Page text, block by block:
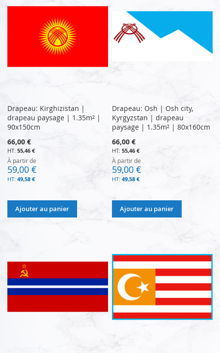
Drapeau: Kirghizistan |
drapeau paysage | 1.35m² |
90x150cm
66,00 €
55,46 €
À partir de
59,00 €
49,58 €
Ajouter au panier
Drapeau: Osh | Osh city,
Kyrgyzstan | drapeau
paysage | 1.35m² | 80x160cm
66,00 €
55,46 €
À partir de
59,00 €
49,58 €
Ajouter au panier